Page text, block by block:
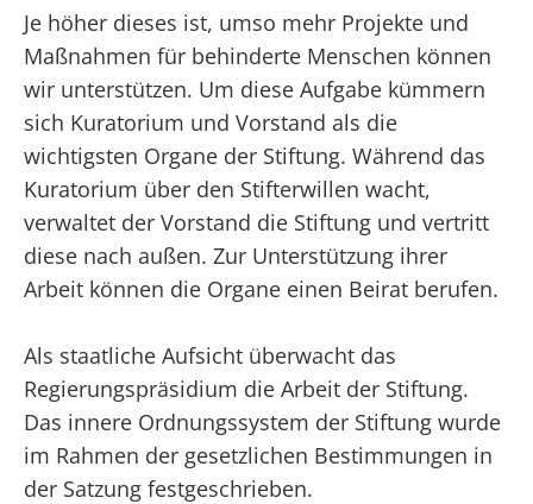
Je höher dieses ist, umso mehr Projekte und
Maßnahmen für behinderte Menschen können
wir unterstützen. Um diese Aufgabe kümmern
sich Kuratorium und Vorstand als die
wichtigsten Organe der Stiftung. Während das
Kuratorium über den Stifterwillen wacht,
verwaltet der Vorstand die Stiftung und vertritt
diese nach außen. Zur Unterstützung ihrer
Arbeit können die Organe einen Beirat berufen.
Als staatliche Aufsicht überwacht das
Regierungspräsidium die Arbeit der Stiftung.
Das innere Ordnungssystem der Stiftung wurde
im Rahmen der gesetzlichen Bestimmungen in
der Satzung festgeschrieben.